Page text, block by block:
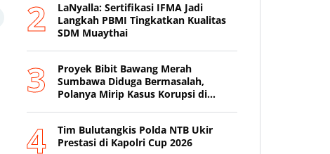
LaNyalla: Sertifikasi IFMA Jadi
Langkah PBMI Tingkatkan Kualitas
SDM Muaythai
Proyek Bibit Bawang Merah
Sumbawa Diduga Bermasalah,
Polanya Mirip Kasus Korupsi di
Tim Bulutangkis Polda NTB Ukir
Prestasi di Kapolri Cup 2026